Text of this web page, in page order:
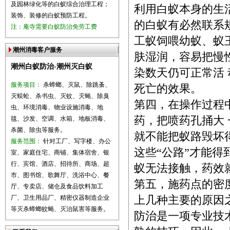
及园林绿化等的白蚁综合治理工程；
装饰、装修的白蚁预防工程。
注：庵寺需要白蚁防治免劳工费
潮州消毒客户服务
潮州白蚁防治-潮州灭白蚁
服务项目： 杀蟑螂、灭鼠、除跳蚤、
灭蜈蚣、杀书虫、灭蚊、灭蝇、除臭
虫、环境消毒、物业设施消毒、地
毯、沙发、空调、水箱、地板消毒、
杀菌、除虫等服务。
服务范围： 针对工厂、写字楼、办公
室、家庭住宅、商铺、集体宿舍、银
行、宾馆、酒店、招待所、商场、超
市、图书馆、歌舞厅、洗浴中心、餐
厅、专卖店、储仓及食品饮料加工
厂、卫生用品厂、精密仪器制造企业
等灭杀蟑螂蚊蝇、灭治鼠害等服务。
利用白蚁本身的生
的白蚁有必然联系
工蚁饲喂幼蚁、蚁
肤湿润，容易把慢
染数天仍可正常活
死亡的效果。
第四，在操作过程
药，把喷药孔捅大
就不能把蚁路毁坏
这些“公路”才能得
蚁无法接触，药效
第五，施药点的密
上几种主要的原因
防治是一项专业技